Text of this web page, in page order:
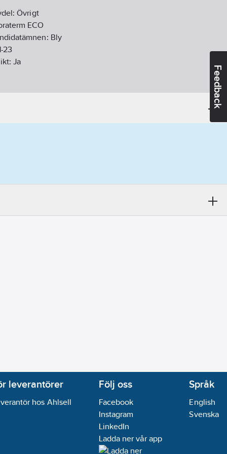
Feedback
Övrigt
ECO
Bly
23
Ja
leverantörer
hos Ahlsell
Följ oss
Facebook
Instagram
LinkedIn
Ladda ner vår app
Språk
English
Svenska